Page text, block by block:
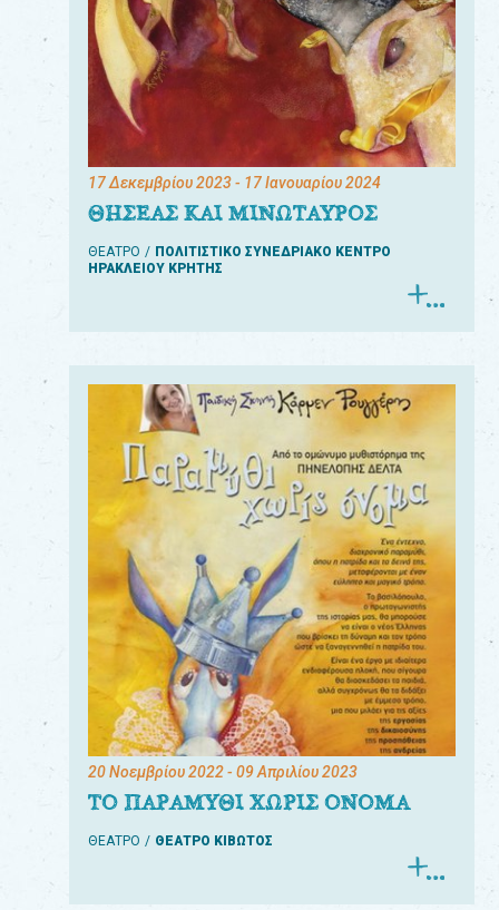
17 Δεκεμβρίου 2023- 17 Ιανουαρίου 2024
ΘΗΣΕΑΣ ΚΑΙ ΜΙΝΩΤΑΥΡΟΣ
ΘΕΑΤΡΟ
ΠΟΛΙΤΙΣΤΙΚΟ ΣΥΝΕΔΡΙΑΚΟ ΚΕΝΤΡΟ
ΗΡΑΚΛΕΙΟΥ ΚΡΗΤΗΣ
20 Νοεμβρίου 2022- 09 Απριλίου 2023
ΤΟ ΠΑΡΑΜΥΘΙ ΧΩΡΙΣ ΟΝΟΜΑ
ΘΕΑΤΡΟ ΘΕΑΤΡΟ ΚΙΒΩΤΟΣ